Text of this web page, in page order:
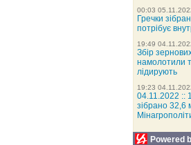
00:03
Гречки
потрібує
19:49
Збір
намолотили
лідирують
19:23
04.11.2022 ::
зібрано 32,6
Powered